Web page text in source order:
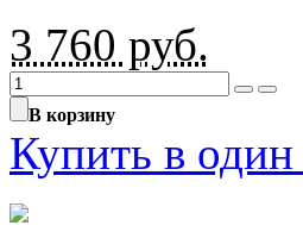
3 760 руб.
В корзину
Купить в